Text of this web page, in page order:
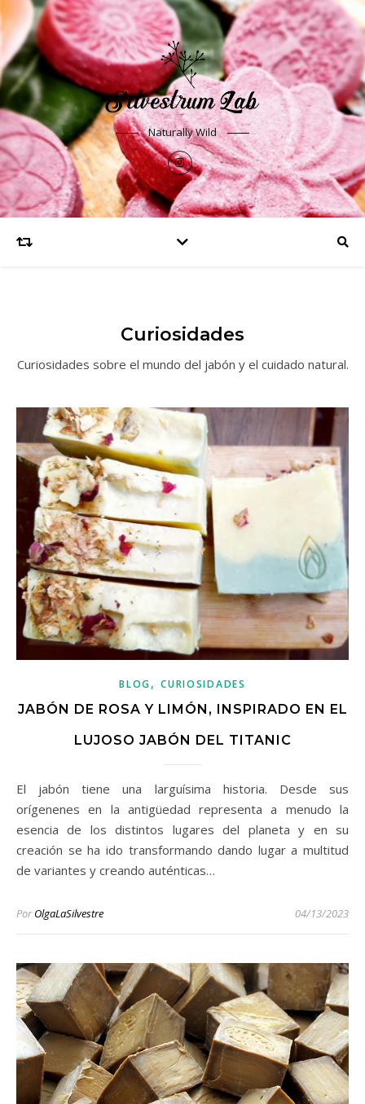
Naturally Wild
Curiosidades
Curiosidades sobre el mundo del jabón y el cuidado natural.
BLOG,CURIOSIDADES
JABÓN DE ROSA Y LIMÓN, INSPIRADO EN EL
LUJOSO JABÓN DEL TITANIC
El jabón tiene una larguísima historia. Desde sus
orígenenes en la antigüedad representa a menudo la
esencia de los distintos lugares del planeta y en su
creación se ha ido transformando dando lugar a multitud
de variantes y creando auténticas…
Por OlgaLaSilvestre 04/13/2023